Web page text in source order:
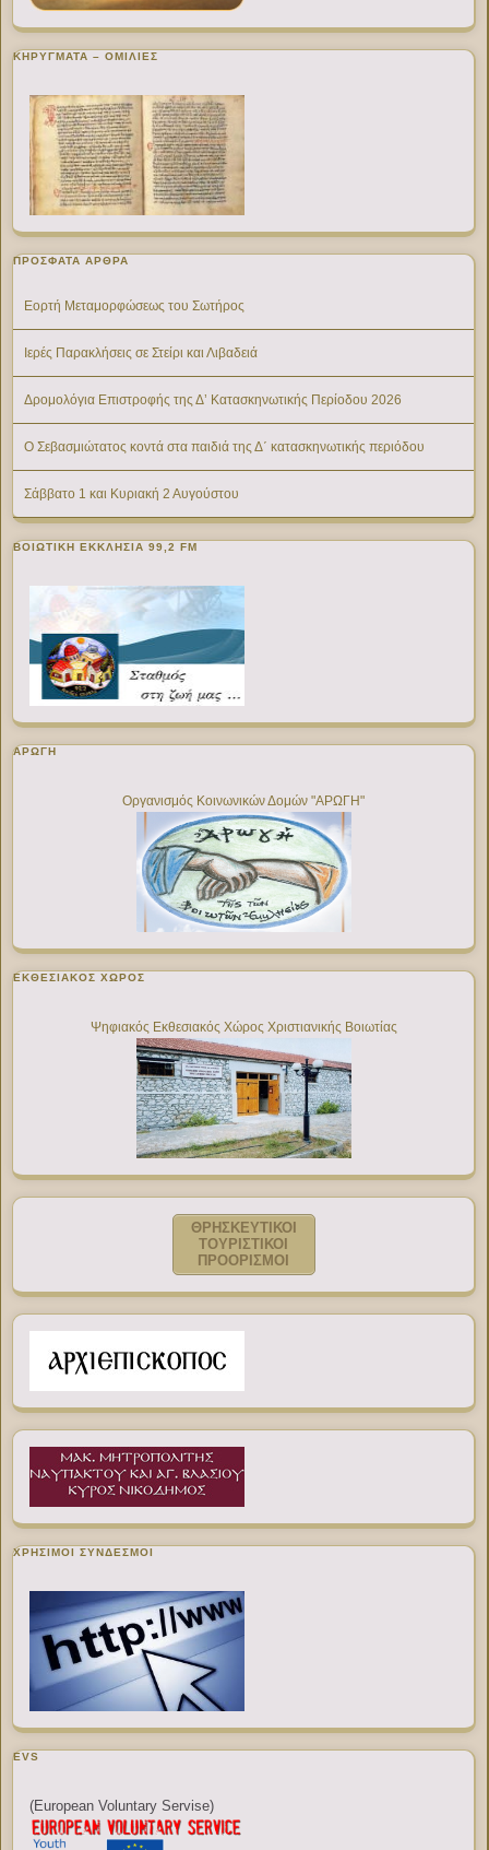
ΚΗΡΥΓΜΑΤΑ – ΟΜΙΛΙΕΣ
ΠΡΌΣΦΑΤΑ ΆΡΘΡΑ
Εορτή Μεταμορφώσεως του Σωτήρος
Ιερές Παρακλήσεις σε Στείρι και Λιβαδειά
Δρομολόγια Επιστροφής της Δ’ Κατασκηνωτικής Περίοδου 2026
Ο Σεβασμιώτατος κοντά στα παιδιά της Δ΄ κατασκηνωτικής περιόδου
Σάββατο 1 και Κυριακή 2 Αυγούστου
ΒΟΙΩΤΙΚΉ ΕΚΚΛΗΣΊΑ 99,2 FM
ΑΡΩΓΗ
Οργανισμός Κοινωνικών Δομών "ΑΡΩΓΗ"
ΕΚΘΕΣΙΑΚΌΣ ΧΏΡΟΣ
Ψηφιακός Εκθεσιακός Χώρος Χριστιανικής Βοιωτίας
ΘΡΗΣΚΕΥΤΙΚΟΙ
ΤΟΥΡΙΣΤΙΚΟΙ
ΠΡΟΟΡΙΣΜΟΙ
ΧΡΉΣΙΜΟΙ ΣΎΝΔΕΣΜΟΙ
EVS
(European Voluntary Servise)